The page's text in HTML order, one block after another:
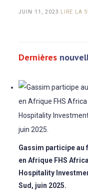
JUIN 11, 2023 LIRE LA
Dernières
Gassim participe au
en Afrique FHS
Hospitality
Sud, juin 2025.